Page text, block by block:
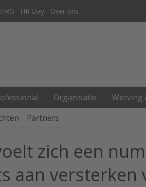
HR Day Over ons
Organisatie Werving
Partners
zich een
aan versterken